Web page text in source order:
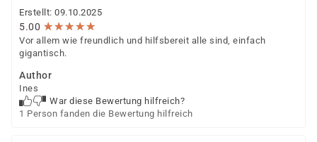
Erstellt: 09.10.2025
5.00 ★★★★★
★★★★★
Vor allem wie freundlich und hilfsbereit alle sind, einfach
gigantisch.
Author
Ines
War diese Bewertung hilfreich?
1 Person fanden die Bewertung hilfreich